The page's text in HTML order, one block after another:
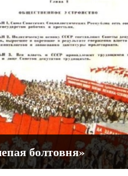
болтовня»